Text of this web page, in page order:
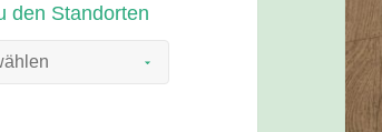
den Standorten